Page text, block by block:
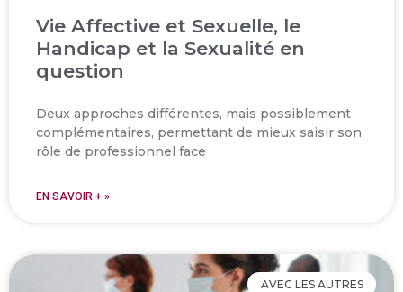
Vie Affective et Sexuelle, le
Handicap et la Sexualité en
question
Deux approches différentes, mais possiblement
complémentaires, permettant de mieux saisir son
rôle de professionnel face
EN SAVOIR + »
AVEC LES AUTRES